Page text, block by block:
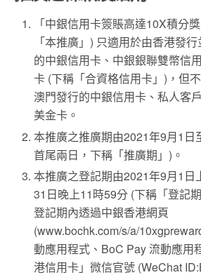
「中銀信用卡簽賬高達10X積分
「本推廣」) 只適用於由香港發
的中銀信用卡、中銀銀聯雙幣信
卡 (下稱「合資格信用卡」)，但
澳門發行的中銀信用卡、私人客
美金卡。
本推廣之推廣期由2021年9月1日
首尾兩日，下稱「推廣期」)。
本推廣之登記期由2021年9月1日
31日晚上11時59分 (下稱「登記
登記期內透過中銀香港網頁
(www.bochk.com/s/a/
動應用程式、BoC Pay 流動應用
港信用卡」微信官號 (WeChat